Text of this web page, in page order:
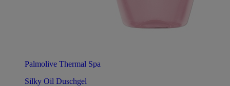
Palmolive Thermal Spa
Silky Oil Duschgel